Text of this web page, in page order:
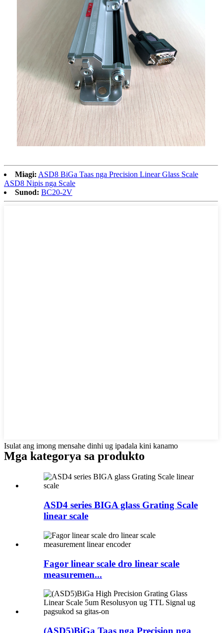
Miagi: ASD8 BiGa Taas nga Precision Linear Glass Scale
ASD8 Nipis nga Scale
Sunod: BC20-2V
Isulat ang imong mensahe dinhi ug ipadala kini kanamo
Mga kategorya sa produkto
ASD4 series BIGA glass Grating Scale
linear scale
Fagor linear scale dro linear scale
measuremen...
(ASD5)BiGa Taas nga Precision nga